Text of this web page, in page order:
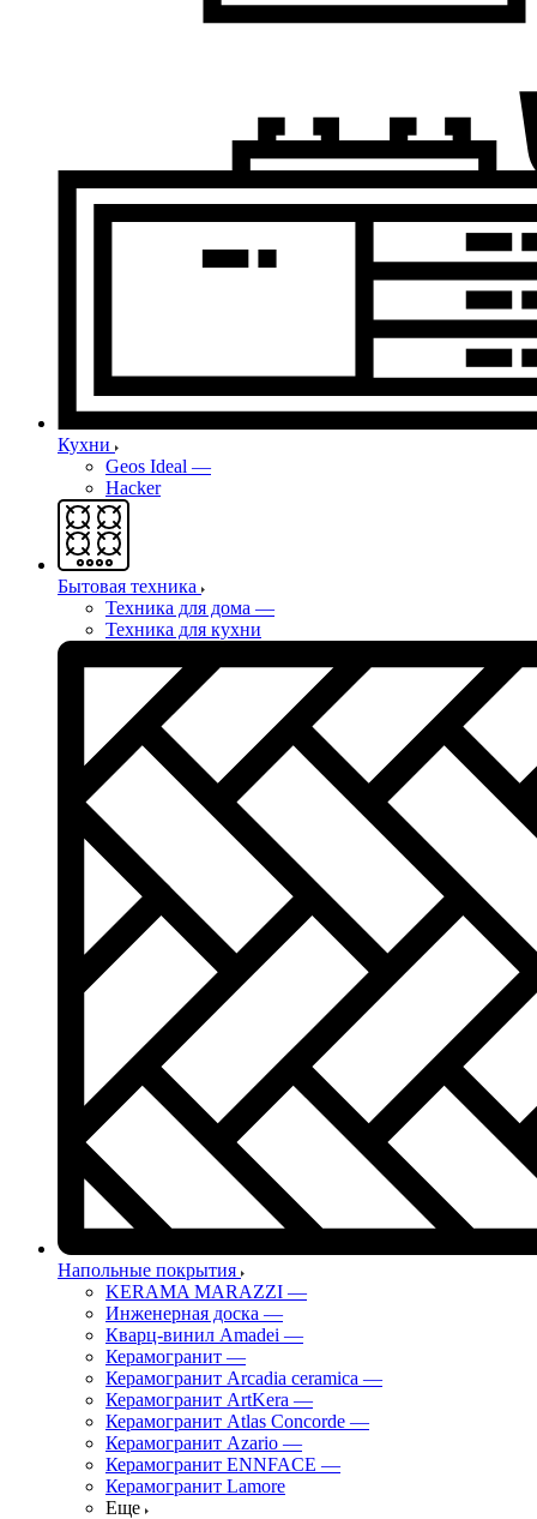
Кухни
Geos Ideal —
Hacker
Бытовая техника
Техника для дома —
Техника для кухни
Напольные покрытия
KERAMA MARAZZI —
Инженерная доска —
Кварц-винил Amadei —
Керамогранит —
Керамогранит Arcadia ceramica —
Керамогранит ArtKera —
Керамогранит Atlas Concorde —
Керамогранит Azario —
Керамогранит ENNFACE —
Керамогранит Lamore
Еще